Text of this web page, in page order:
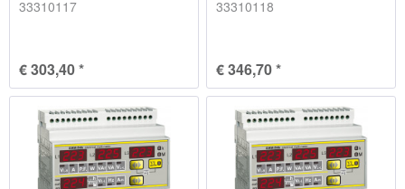
33310117
€ 303,40 *
33310118
€ 346,70 *